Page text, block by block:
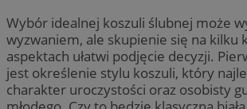
Wybór idealnej koszuli ślubnej może
wyzwaniem, ale skupienie się na kilku
aspektach ułatwi podjęcie decyzji.
jest określenie stylu koszuli, który
charakter uroczystości oraz osobisty